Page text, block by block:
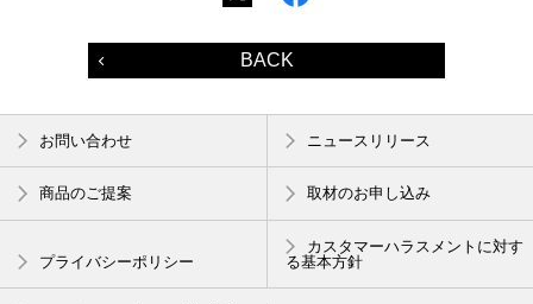
BACK
お問い合わせ ニュースリリース
商品のご提案 取材のお申し込み
プライバシーポリシー
カスタマーハラスメントに対す
る基本方針